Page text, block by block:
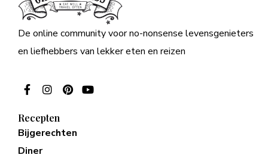
De online community voor no-nonsense levensgenieters
en liefhebbers van lekker eten en reizen
Recepten
Bijgerechten
Diner